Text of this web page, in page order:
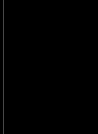
教養程度ですので無量大数で終
るのが、上達への第一歩です